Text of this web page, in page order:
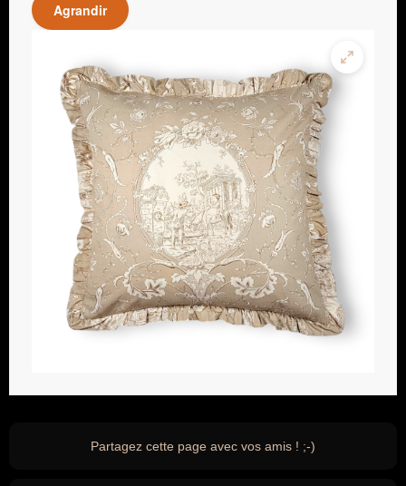
Agrandir
Partagez cette page avec vos amis ! ;-)